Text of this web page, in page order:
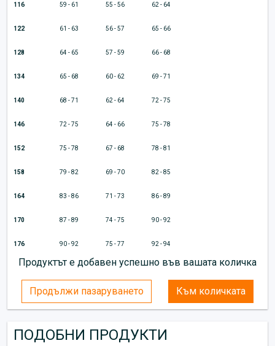
116 59 - 61 55 - 56 62 - 64
122 61 - 63 56 - 57 65 - 66
128 64 - 65 57 - 59 66 - 68
134 65 - 68 60 - 62 69 - 71
140 68 - 71 62 - 64 72 - 75
146 72 - 75 64 - 66 75 - 78
152 75 - 78 67 - 68 78 - 81
158 79 - 82 69 - 70 82 - 85
164 83 - 86 71 - 73 86 - 89
170 87 - 89 74 - 75 90 - 92
176 90 - 92 75 - 77 92 - 94
Продуктът е добавен успешно във вашата количка
Продължи пазаруването Към количката
ПОДОБНИ ПРОДУКТИ